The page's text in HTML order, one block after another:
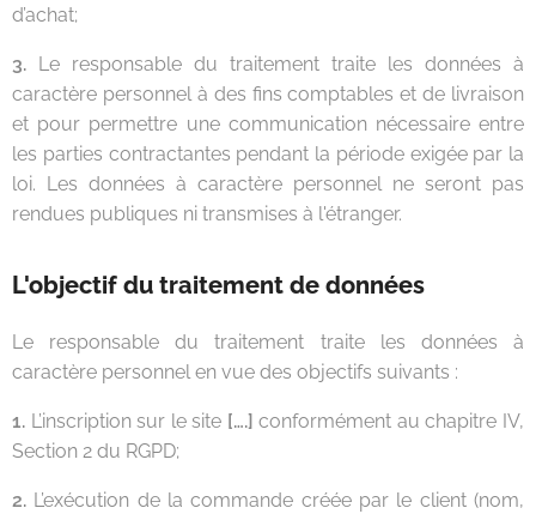
d’achat;
3. Le responsable du traitement traite les données à
caractère personnel à des fins comptables et de livraison
et pour permettre une communication nécessaire entre
les parties contractantes pendant la période exigée par la
loi. Les données à caractère personnel ne seront pas
rendues publiques ni transmises à l'étranger.
L'objectif du traitement de données
Le responsable du traitement traite les données à
caractère personnel en vue des objectifs suivants :
1. L’inscription sur le site [….] conformément au chapitre IV,
Section 2 du RGPD;
2. L’exécution de la commande créée par le client (nom,